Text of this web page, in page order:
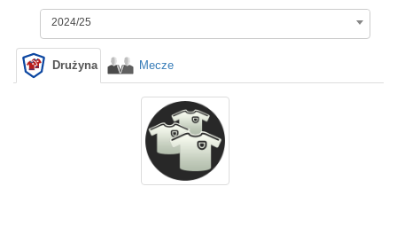
2024/25
Drużyna Mecze